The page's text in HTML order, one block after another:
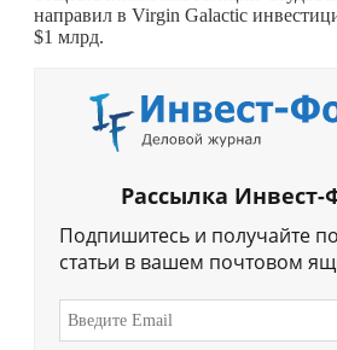
направил в Virgin Galactic
$1 млрд.
Рассылка Инвест-
Подпишитесь и получайте
статьи в вашем почтовом